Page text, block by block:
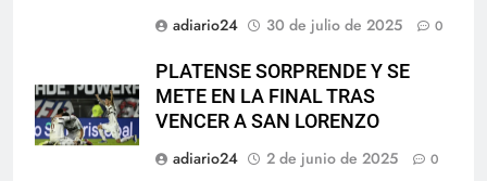
adiario24
30 de julio de 2025 0
PLATENSE SORPRENDE Y SE
METE EN LA FINAL TRAS
VENCER A SAN LORENZO
adiario24
2 de junio de 2025 0